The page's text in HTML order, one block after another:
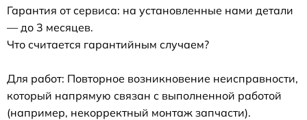
Гарантия от сервиса: на установленные нами детали
— до 3 месяцев.
Что считается гарантийным случаем?
Для работ: Повторное возникновение неисправности,
который напрямую связан с выполненной работой
(например, некорректный монтаж запчасти).